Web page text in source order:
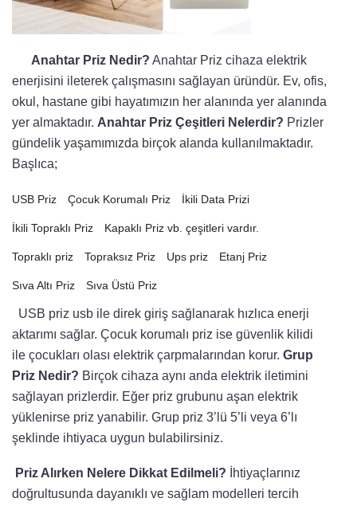
Anahtar Priz Nedir? Anahtar Priz cihaza elektrik
enerjisini ileterek çalışmasını sağlayan üründür. Ev, ofis,
okul, hastane gibi hayatımızın her alanında yer alanında
yer almaktadır. Anahtar Priz Çeşitleri Nelerdir? Prizler
gündelik yaşamımızda birçok alanda kullanılmaktadır.
Başlıca;
USB Priz Çocuk Korumalı Priz İkili Data Prizi
İkili Topraklı Priz Kapaklı Priz vb. çeşitleri vardır.
Topraklı priz Topraksız Priz Ups priz Etanj Priz
Sıva Altı Priz Sıva Üstü Priz
USB priz usb ile direk giriş sağlanarak hızlıca enerji
aktarımı sağlar. Çocuk korumalı priz ise güvenlik kilidi
ile çocukları olası elektrik çarpmalarından korur. Grup
Priz Nedir? Birçok cihaza aynı anda elektrik iletimini
sağlayan prizlerdir. Eğer priz grubunu aşan elektrik
yüklenirse priz yanabilir. Grup priz 3’lü 5’li veya 6’lı
şeklinde ihtiyaca uygun bulabilirsiniz.
Priz Alırken Nelere Dikkat Edilmeli? İhtiyaçlarınız
doğrultusunda dayanıklı ve sağlam modelleri tercih